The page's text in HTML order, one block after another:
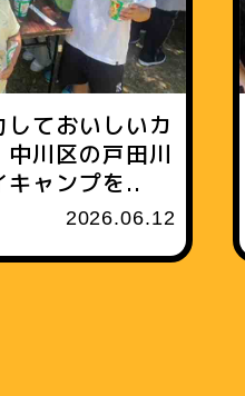
しておいしいカ
川区の戸田川
キャンプを..
2026.06.12